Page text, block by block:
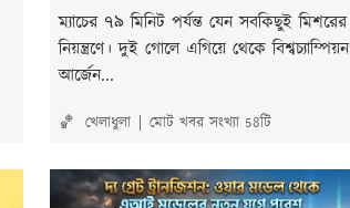
ম্যাচের ৭৯ মিনিট পর্যন্ত যেন সবকিছুই মিশরের
নিয়ন্ত্রণে। দুই গোলে এগিয়ে থেকে বিশ্বচ্যাম্পিয়ন
আর্জেন...
🏀 খেলাধুলা মোট খবর সংখ্যা 58টি